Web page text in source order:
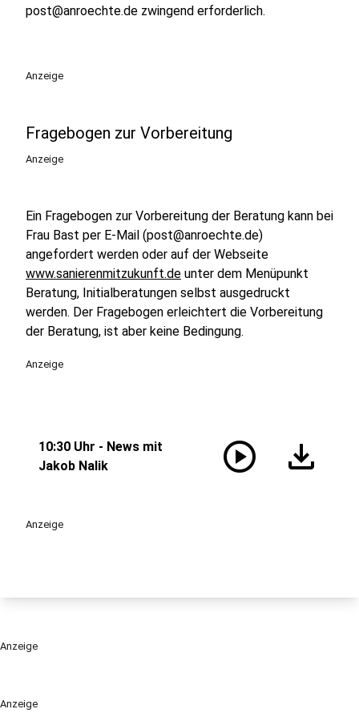
Anzeige
post@anroechte.de zwingend erforderlich.
Anzeige
Fragebogen zur Vorbereitung
Anzeige
Ein Fragebogen zur Vorbereitung der Beratung kann bei
Frau Bast per E-Mail (post@anroechte.de)
angefordert werden oder auf der Webseite
www.sanierenmitzukunft.de unter dem Menüpunkt
Beratung, Initialberatungen selbst ausgedruckt
werden. Der Fragebogen erleichtert die Vorbereitung
der Beratung, ist aber keine Bedingung.
Anzeige
10:30 Uhr - News mit
Jakob Nalik
play_circle download
Anzeige
Anzeige